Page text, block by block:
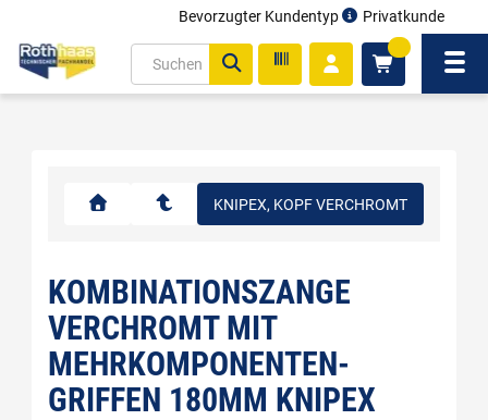
Bevorzugter Kundentyp Privatkunde
KNIPEX, KOPF VERCHROMT
KOMBINATIONSZANGE
VERCHROMT MIT
MEHRKOMPONENTEN-
GRIFFEN 180MM KNIPEX